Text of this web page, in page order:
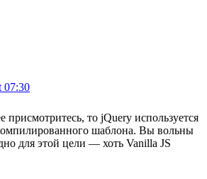
07:30
присмотритесь, то jQuery используется
шаблона. Вы вольны
для этой цели — хоть Vanilla JS